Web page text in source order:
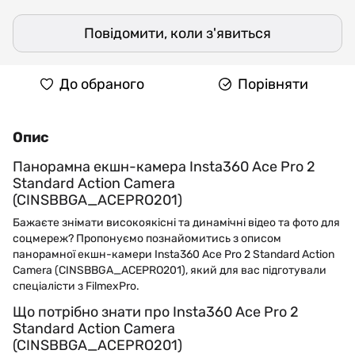
Повідомити, коли з'явиться
До обраного Порівняти
Опис
Панорамна екшн-камера Insta360 Ace Pro 2
Standard Action Camera
(CINSBBGA_ACEPRO201)
Бажаєте знімати високоякісні та динамічні відео та фото для
соцмереж? Пропонуємо познайомитись з описом
панорамної екшн-камери Insta360 Ace Pro 2 Standard Action
Camera (CINSBBGA_ACEPRO201), який для вас підготували
спеціалісти з FilmexPro.
Що потрібно знати про Insta360 Ace Pro 2
Standard Action Camera
(CINSBBGA_ACEPRO201)